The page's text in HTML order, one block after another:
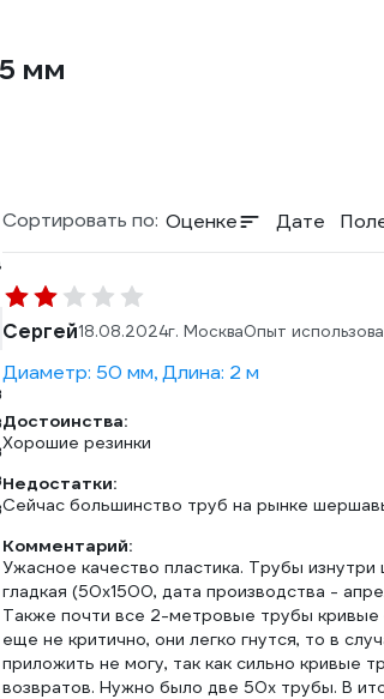
мм
Сортировать по: Оценке Дате
Сергей18.08.2024г. МоскваОпыт
Диаметр: 50 мм, Длина: 2 м
Достоинства:
Хорошие резинки
Недостатки:
Сейчас большинство труб на рынке
Комментарий:
Ужасное качество пластика. Трубы
гладкая (50х1500, дата производства -
Также почти все 2-метровые трубы кривые
еще не критично, они легко гнутся, то в
приложить не могу, так как сильно кривые
возвратов. Нужно было две 50х трубы. В